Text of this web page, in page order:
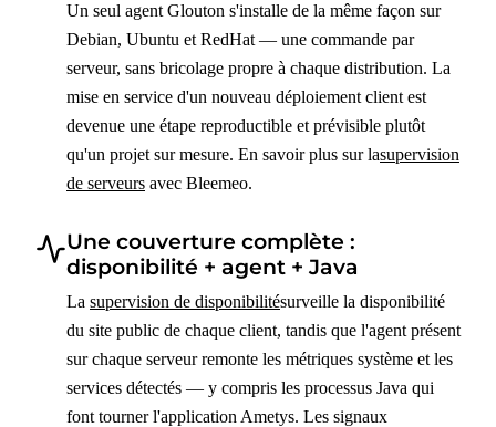
Un seul agent Glouton s'installe de la même façon sur
Debian, Ubuntu et RedHat — une commande par
serveur, sans bricolage propre à chaque distribution. La
mise en service d'un nouveau déploiement client est
devenue une étape reproductible et prévisible plutôt
qu'un projet sur mesure. En savoir plus sur lasupervision
de serveurs avec Bleemeo.
Une couverture complète :
disponibilité + agent + Java
La supervision de disponibilitésurveille la disponibilité
du site public de chaque client, tandis que l'agent présent
sur chaque serveur remonte les métriques système et les
services détectés — y compris les processus Java qui
font tourner l'application Ametys. Les signaux